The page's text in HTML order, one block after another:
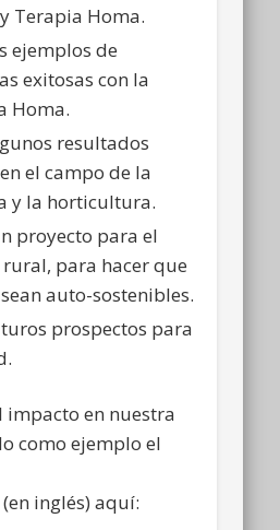
Terapia Homa.
ejemplos de
exitosas con la
Homa.
resultados
el campo de la
y la horticultura.
proyecto para el
para hacer que
auto-sostenibles.
prospectos para
impacto en nuestra
como ejemplo el
inglés) aquí: